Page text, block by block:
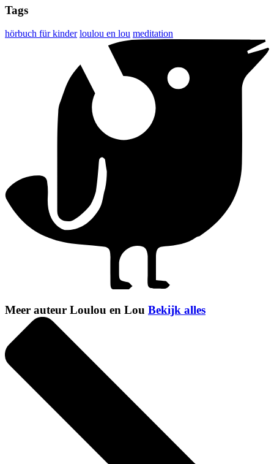
Tags
hörbuch für kinder loulou en lou meditation
Meer auteur Loulou en Lou Bekijk alles